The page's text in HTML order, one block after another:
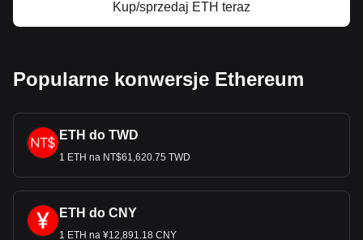
Kup/sprzedaj ETH teraz
Popularne konwersje Ethereum
ETH do TWD
1 ETH na NT$61,620.75 TWD
ETH do CNY
1 ETH na ¥12,891.18 CNY